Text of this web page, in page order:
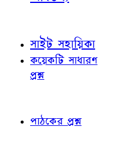
সাইট সহায়িকা
কয়েকটি সাধারণ
প্রশ্ন
পাঠকের প্রশ্ন